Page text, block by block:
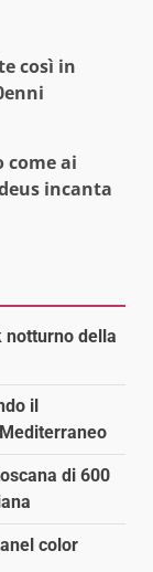
così in
come ai
incanta
notturno della
il
di 600
color